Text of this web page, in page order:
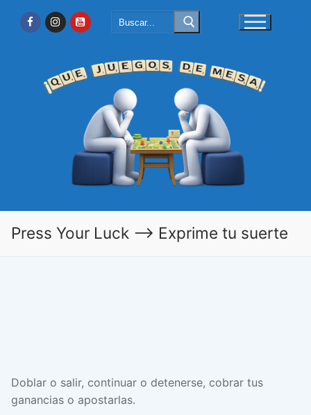
Buscar:
Press Your Luck –> Exprime tu suerte
Doblar o salir, continuar o detenerse, cobrar tus
ganancias o apostarlas.